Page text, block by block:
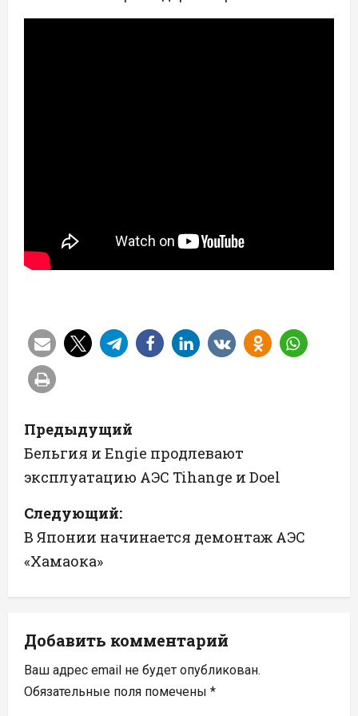
Н
а
в
и
г
а
и
я
Предыдущий
Бельгия и Engie продлевают
эксплуатацию АЭС Tihange и Doel
Следующий:
В Японии начинается демонтаж АЭС
«Хамаока»
Добавить комментарий
Ваш адрес email не будет опубликован.
Обязательные поля помечены *